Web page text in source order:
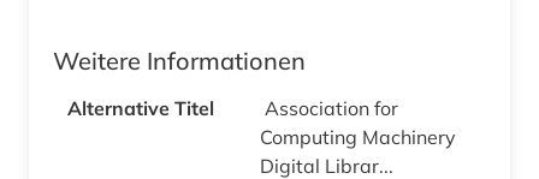
Weitere Informationen
Alternative Titel
Association for
Computing Machinery
Digital Librar...